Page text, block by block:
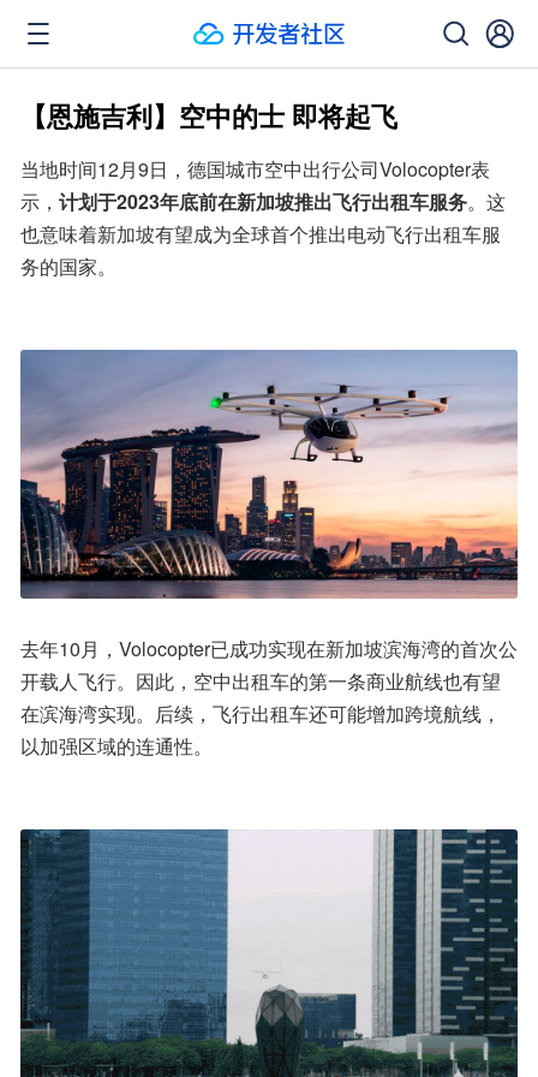
【恩施吉利】空中的士 即将起飞
当地时间12月9日，德国城市空中出行公司Volocopter表
示， 计划于2023年底前在新加坡推出飞行出租车服务。这
也意味着新加坡有望成为全球首个推出电动飞行出租车服
务的国家。
去年10月，Volocopter已成功实现在新加坡滨海湾的首次公
开载人飞行。因此，空中出租车的第一条商业航线也有望
在滨海湾实现。后续，飞行出租车还可能增加跨境航线，
以加强区域的连通性。